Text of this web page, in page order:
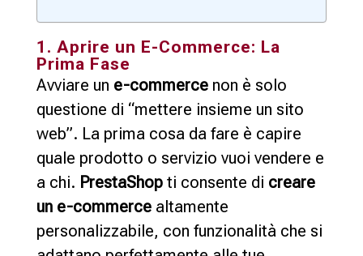
1. Aprire un E-Commerce: La
Prima Fase
Avviare un e-commercenon è solo
questione di “mettere insieme un sito
web”. La prima cosa da fare è capire
quale prodotto o servizio vuoi vendere e
a chi. PrestaShopti consente di creare
un e-commercealtamente
personalizzabile, con funzionalità che si